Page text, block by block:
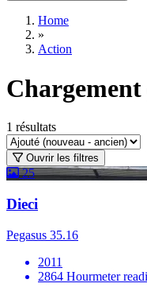
Home
»
Action
1 résultats
Ouvrir les filtres
25
Dieci
Pegasus 35.16
2011
2864 Hourmeter